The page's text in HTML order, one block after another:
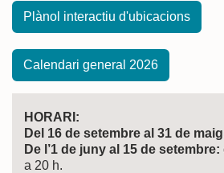
Plànol interactiu d'ubicacions
Calendari general 2026
HORARI:
Del 16 de setembre al 31 de
De l’1 de juny al 15 de setembre:
a 20 h.